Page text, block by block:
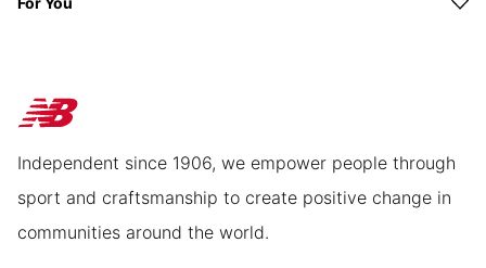
Independent since 1906, we empower people through
sport and craftsmanship to create positive change in
communities around the world.